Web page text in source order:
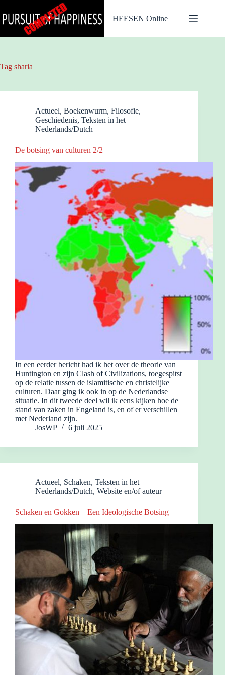
naar
de
HEESEN Online
Tag sharia
Actueel, Boekenwurm, Filosofie,
Geschiedenis, Teksten in het
Nederlands/Dutch
De botsing van culturen 2/2
In een eerder bericht had ik het over de theorie van
Huntington en zijn Clash of Civilizations, toegespitst
op de relatie tussen de islamitische en christelijke
culturen. Daar ging ik ook in op de Nederlandse
situatie. In dit tweede deel wil ik eens kijken hoe de
stand van zaken in Engeland is, en of er verschillen
met Nederland zijn.
JosWP
6 juli 2025
Actueel, Schaken, Teksten in het
Nederlands/Dutch, Website en/of auteur
Schaken en Gokken – Een Ideologische Botsing